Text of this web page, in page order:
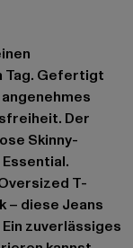
Tag. Gefertigt
Der
Skinny-
T-
– diese Jeans
zuverlässiges